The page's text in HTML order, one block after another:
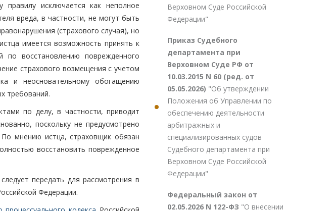
исключается как неполное
вреда, в частности, не могут быть
(страхового случая), но
имеется возможность принять к
восстановлению поврежденного
страхового возмещения с учетом
и неосновательному обогащению
требований.
по делу, в частности, приводит
поскольку не предусмотрено
мнению истца, страховщик обязан
восстановить поврежденное
передать для рассмотрения в
Федерации.
Верховном Суде Российской
Федерации"
Приказ Судебного
департамента при
Верховном Суде РФ от
10.03.2015 N 60 (ред. от
05.05.2026) "Об утверждении
Положения об Управлении по
обеспечению деятельности
арбитражных и
специализированных судов
Судебного департамента при
Верховном Суде Российской
Федерации"
Федеральный закон от
02.05.2026 N 122-ФЗ "О внесении